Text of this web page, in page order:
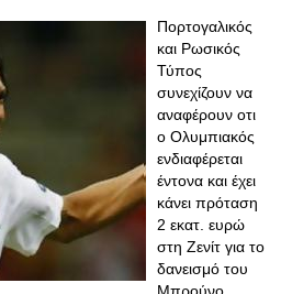
Πορτογαλικός
και Ρωσικός
Τύπος
συνεχίζουν να
αναφέρουν οτι
ο Ολυμπιακός
ενδιαφέρεται
έντονα και έχει
κάνει πρόταση
2 εκατ. ευρώ
στη Ζενίτ για το
δανεισμό του